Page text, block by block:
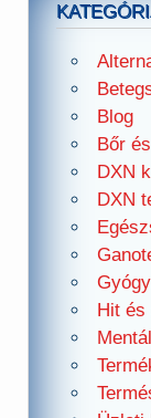
Blog
Bőr
DXN
DXN
Hit